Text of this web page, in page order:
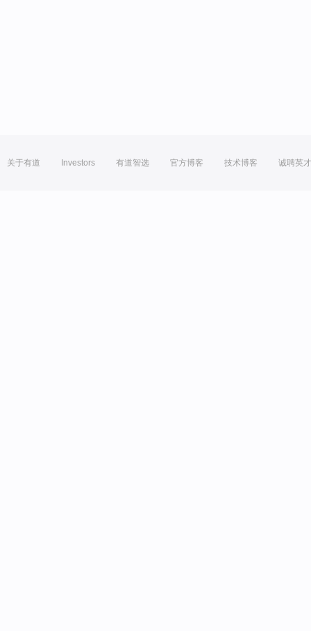
关于有道 Investors 有道智选 官方博客 技术博客 诚聘英才